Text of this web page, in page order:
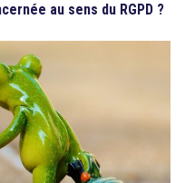
au sens du RGPD ?